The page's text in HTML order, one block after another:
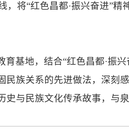
将“红色昌都·振兴奋进”精
育基地，结合“红色昌都·振
民族关系的先进做法，深刻
史与民族文化传承故事，与